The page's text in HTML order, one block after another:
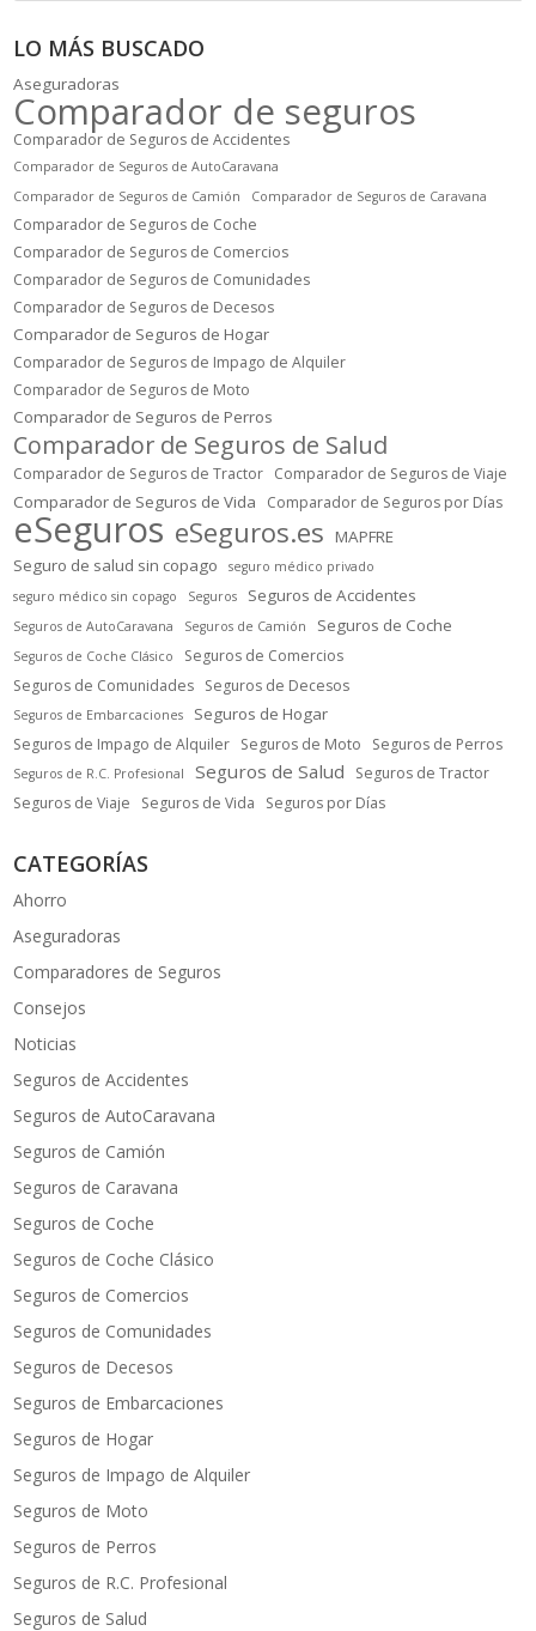
LO MÁS BUSCADO
Aseguradoras
Comparador de seguros
Comparador de Seguros de Accidentes
Comparador de Seguros de AutoCaravana
Comparador de Seguros de Camión
Comparador de Seguros de Caravana
Comparador de Seguros de Coche
Comparador de Seguros de Comercios
Comparador de Seguros de Comunidades
Comparador de Seguros de Decesos
Comparador de Seguros de Hogar
Comparador de Seguros de Impago de Alquiler
Comparador de Seguros de Moto
Comparador de Seguros de Perros
Comparador de Seguros de Salud
Comparador de Seguros de Tractor Comparador de Seguros de Viaje
Comparador de Seguros de Vida Comparador de Seguros por Días
eSeguros eSeguros.es MAPFRE
Seguro de salud sin copago
seguro médico privado
seguro médico sin copago
Seguros Seguros de Accidentes
Seguros de AutoCaravana Seguros de Camión Seguros de Coche
Seguros de Coche Clásico
Seguros de Comercios
Seguros de Comunidades Seguros de Decesos
Seguros de Embarcaciones Seguros de Hogar
Seguros de Impago de Alquiler Seguros de Moto Seguros de Perros
Seguros de R.C. Profesional Seguros de Salud
Seguros de Tractor
Seguros de Viaje
Seguros de Vida Seguros por Días
CATEGORÍAS
Ahorro
Aseguradoras
Comparadores de Seguros
Consejos
Noticias
Seguros de Accidentes
Seguros de AutoCaravana
Seguros de Camión
Seguros de Caravana
Seguros de Coche
Seguros de Coche Clásico
Seguros de Comercios
Seguros de Comunidades
Seguros de Decesos
Seguros de Embarcaciones
Seguros de Hogar
Seguros de Impago de Alquiler
Seguros de Moto
Seguros de Perros
Seguros de R.C. Profesional
Seguros de Salud